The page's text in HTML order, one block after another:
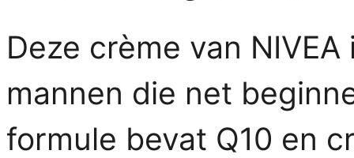
Deze crème van
mannen die net
formule bevat Q10 en